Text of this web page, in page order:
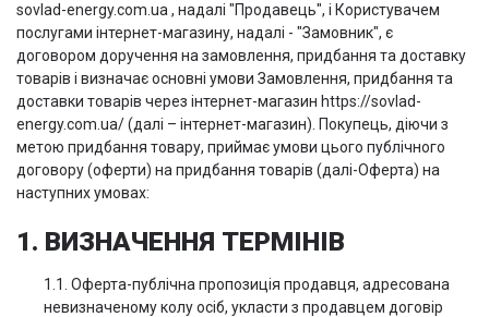
sovlad-energy.com.ua , надалі "Продавець", і Користувачем
послугами інтернет-магазину, надалі - "Замовник", є
договором доручення на замовлення, придбання та доставку
товарів і визначає основні умови Замовлення, придбання та
доставки товарів через інтернет-магазин https://sovlad-
energy.com.ua/ (далі – інтернет-магазин). Покупець, діючи з
метою придбання товару, приймає умови цього публічного
договору (оферти) на придбання товарів (далі-Оферта) на
наступних умовах:
1. ВИЗНАЧЕННЯ ТЕРМІНІВ
1.1. Оферта-публічна пропозиція продавця, адресована
невизначеному колу осіб, укласти з продавцем договір